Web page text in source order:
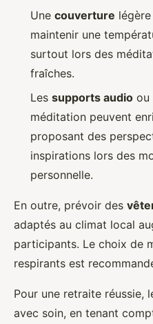
Une couverture
maintenir une
surtout lors des
fraîches.
Les supports audio ou
méditation peuvent
proposant des
inspirations lors des
personnelle.
En outre, prévoir des
adaptés au climat local
participants. Le choix de
respirants est
Pour une retraite réussie,
avec soin, en tenant